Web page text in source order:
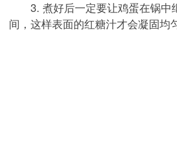
3. 煮好后一定要让鸡蛋在锅中
间，这样表面的红糖汁才会凝固均匀